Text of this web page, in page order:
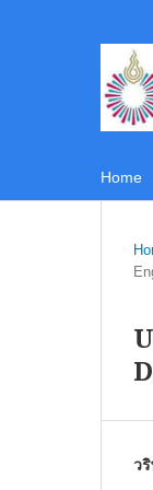
Home
ว